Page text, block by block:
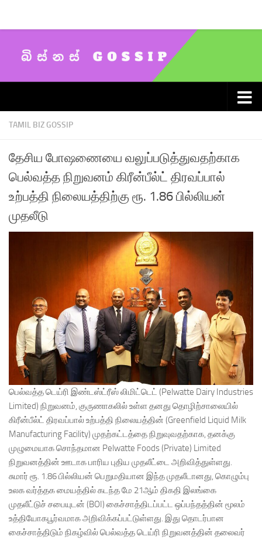
TAMIL BIZ GOSSIP
தேசிய போஷணையை வலுப்படுத்துவதற்காக
பெல்வத்த நிறுவனம் கிரீன்பீல்ட் திரவப்பால்
உற்பத்தி நிலையத்திற்கு ரூ. 1.86 பில்லியன்
முதலீடு
பெல்வத்த டெய்ரி இண்டஸ்ட்ரீஸ் லிமிட்டெட் (Pelwatte Dairy Industries
Limited) நிறுவனம், குருணாகலில் உள்ள தனது தொழிற்சாலையில்
கிரீன்பீல்ட் திரவப்பால் உற்பத்தி நிலையத்தின் (Greenfield Liquid Milk
Manufacturing Facility) முதற்கட்டத்தை நிறுவுவதற்காக, தனக்கு
முழுமையாக சொந்தமான Pelwatte Foods (Private) Limited
நிறுவனத்தின் ஊடாக பாரிய புதிய முதலீட்டை அறிவித்துள்ளது.
சுமார் ரூ. 1.86 பில்லியன் பெறுமதியான இந்த முதலீடானது, கொழும்பு
உலக வர்த்தக மையத்தில் கடந்த மே 21ஆம் திகதி இலங்கை
முதலீட்டுச் சபையுடன் (BOI) கைச்சாத்திடப்பட்ட ஒப்பந்தத்தின் மூலம்
உத்தியோகபூர்வமாக அறிவிக்கப்பட்டுள்ளது. இது தொடர்பான
கைச்சாத்திடும் நிகழ்வில் பெல்வத்த டெய்ரி நிறுவனத்தின் தலைவர்